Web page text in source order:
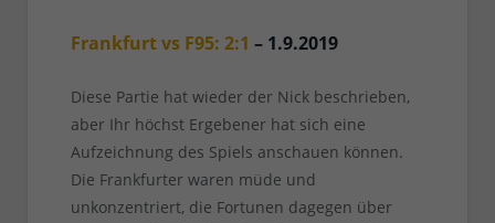
Frankfurt vs F95: 2:1 – 1.9.2019
Diese Partie hat wieder der Nick beschrieben,
aber Ihr höchst Ergebener hat sich eine
Aufzeichnung des Spiels anschauen können.
Die Frankfurter waren müde und
unkonzentriert, die Fortunen dagegen über